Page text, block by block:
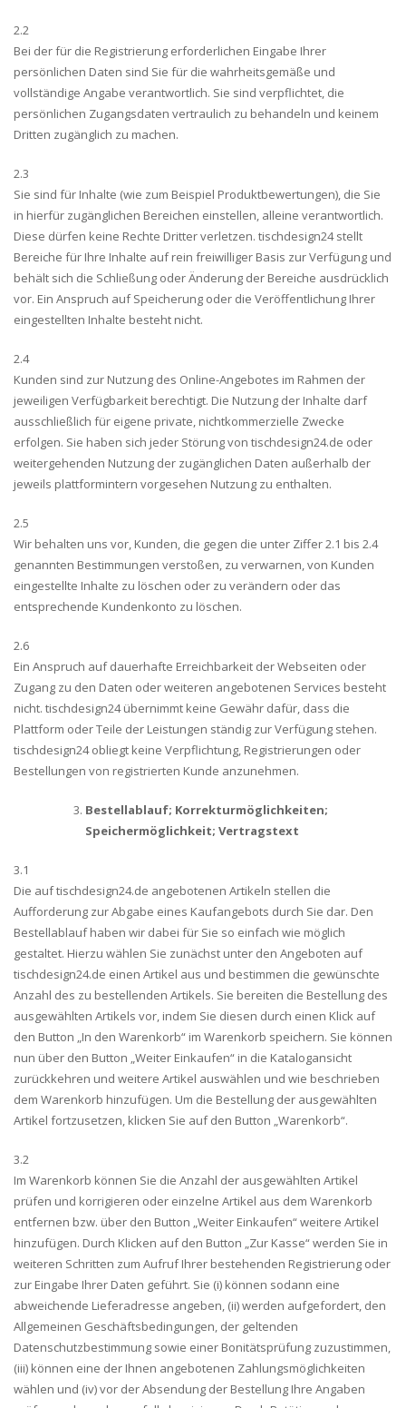
2.2
Bei der für die Registrierung erforderlichen Eingabe Ihrer
persönlichen Daten sind Sie für die wahrheitsgemäße und
vollständige Angabe verantwortlich. Sie sind verpflichtet, die
persönlichen Zugangsdaten vertraulich zu behandeln und keinem
Dritten zugänglich zu machen.
2.3
Sie sind für Inhalte (wie zum Beispiel Produktbewertungen), die Sie
in hierfür zugänglichen Bereichen einstellen, alleine verantwortlich.
Diese dürfen keine Rechte Dritter verletzen. tischdesign24 stellt
Bereiche für Ihre Inhalte auf rein freiwilliger Basis zur Verfügung und
behält sich die Schließung oder Änderung der Bereiche ausdrücklich
vor. Ein Anspruch auf Speicherung oder die Veröffentlichung Ihrer
eingestellten Inhalte besteht nicht.
2.4
Kunden sind zur Nutzung des Online-Angebotes im Rahmen der
jeweiligen Verfügbarkeit berechtigt. Die Nutzung der Inhalte darf
ausschließlich für eigene private, nichtkommerzielle Zwecke
erfolgen. Sie haben sich jeder Störung von tischdesign24.de oder
weitergehenden Nutzung der zugänglichen Daten außerhalb der
jeweils plattformintern vorgesehen Nutzung zu enthalten.
2.5
Wir behalten uns vor, Kunden, die gegen die unter Ziffer 2.1 bis 2.4
genannten Bestimmungen verstoßen, zu verwarnen, von Kunden
eingestellte Inhalte zu löschen oder zu verändern oder das
entsprechende Kundenkonto zu löschen.
2.6
Ein Anspruch auf dauerhafte Erreichbarkeit der Webseiten oder
Zugang zu den Daten oder weiteren angebotenen Services besteht
nicht. tischdesign24 übernimmt keine Gewähr dafür, dass die
Plattform oder Teile der Leistungen ständig zur Verfügung stehen.
tischdesign24 obliegt keine Verpflichtung, Registrierungen oder
Bestellungen von registrierten Kunde anzunehmen.
Bestellablauf; Korrekturmöglichkeiten;
Speichermöglichkeit; Vertragstext
3.1
Die auf tischdesign24.de angebotenen Artikeln stellen die
Aufforderung zur Abgabe eines Kaufangebots durch Sie dar. Den
Bestellablauf haben wir dabei für Sie so einfach wie möglich
gestaltet. Hierzu wählen Sie zunächst unter den Angeboten auf
tischdesign24.de einen Artikel aus und bestimmen die gewünschte
Anzahl des zu bestellenden Artikels. Sie bereiten die Bestellung des
ausgewählten Artikels vor, indem Sie diesen durch einen Klick auf
den Button „In den Warenkorb“ im Warenkorb speichern. Sie können
nun über den Button „Weiter Einkaufen“ in die Katalogansicht
zurückkehren und weitere Artikel auswählen und wie beschrieben
dem Warenkorb hinzufügen. Um die Bestellung der ausgewählten
Artikel fortzusetzen, klicken Sie auf den Button „Warenkorb“.
3.2
Im Warenkorb können Sie die Anzahl der ausgewählten Artikel
prüfen und korrigieren oder einzelne Artikel aus dem Warenkorb
entfernen bzw. über den Button „Weiter Einkaufen“ weitere Artikel
hinzufügen. Durch Klicken auf den Button „Zur Kasse“ werden Sie in
weiteren Schritten zum Aufruf Ihrer bestehenden Registrierung oder
zur Eingabe Ihrer Daten geführt. Sie (i) können sodann eine
abweichende Lieferadresse angeben, (ii) werden aufgefordert, den
Allgemeinen Geschäftsbedingungen, der geltenden
Datenschutzbestimmung sowie einer Bonitätsprüfung zuzustimmen,
(iii) können eine der Ihnen angebotenen Zahlungsmöglichkeiten
wählen und (iv) vor der Absendung der Bestellung Ihre Angaben